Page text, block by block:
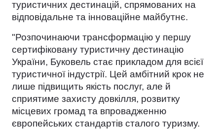
туристичних дестинацій, спрямованих на
відповідальне та інноваційне майбутнє.
"Розпочинаючи трансформацію у першу
сертифіковану туристичну дестинацію
України, Буковель стає прикладом для всієї
туристичної індустрії. Цей амбітний крок не
лише підвищить якість послуг, але й
сприятиме захисту довкілля, розвитку
місцевих громад та впровадженню
європейських стандартів сталого туризму.